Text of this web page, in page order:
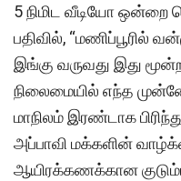
5 நிமிட வீடியோ
பதிவில், “மணிப்பூரில்
இங்கு வருவது இது
நிலைமையில் எந்த
மாநிலம் இரண்டாக
அப்பாவி மக்களின்
ஆயிரக்கணக்கான